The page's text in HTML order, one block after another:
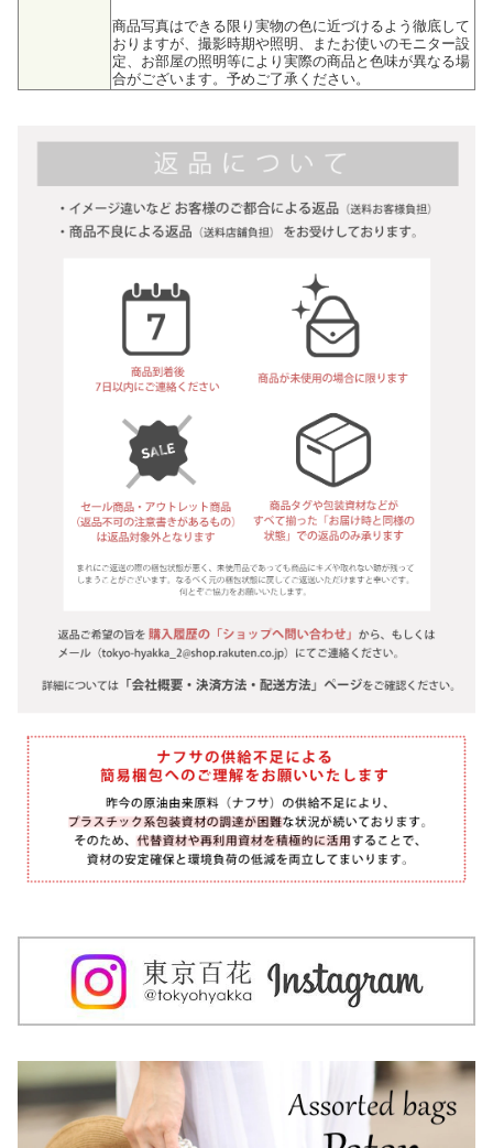
商品写真はできる限り実物の色に近づけるよう徹底して
おりますが、撮影時期や照明、またお使いのモニター設
定、お部屋の照明等により実際の商品と色味が異なる場
合がございます。予めご了承ください。